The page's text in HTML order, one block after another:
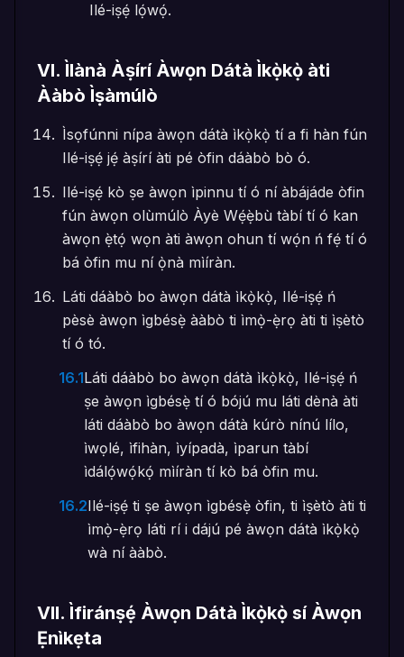
Ilé-iṣẹ́ lọ́wọ́.
VI. Ìlànà Àṣírí Àwọn Dátà Ìkọ̀kọ̀ àti
Ààbò Ìṣàmúlò
Ìsọfúnni nípa àwọn dátà ìkọ̀kọ̀ tí a fi hàn fún
Ilé-iṣẹ́ jẹ́ àṣírí àti pé òfin dáàbò bò ó.
Ilé-iṣẹ́ kò ṣe àwọn ìpinnu tí ó ní àbájáde òfin
fún àwọn olùmúlò Àyè Wẹ́ẹ̀bù tàbí tí ó kan
àwọn ẹ̀tọ́ wọn àti àwọn ohun tí wọ́n ń fẹ́ tí ó
bá òfin mu ní ọ̀nà mìíràn.
Láti dáàbò bo àwọn dátà ìkọ̀kọ̀, Ilé-iṣẹ́ ń
pèsè àwọn ìgbésẹ̀ ààbò ti ìmọ̀-ẹ̀rọ àti ti ìṣètò
tí ó tó.
16.1Láti dáàbò bo àwọn dátà ìkọ̀kọ̀, Ilé-iṣẹ́ ń
ṣe àwọn ìgbésẹ̀ tí ó bójú mu láti dènà àti
láti dáàbò bo àwọn dátà kúrò nínú lílo,
ìwọlé, ìfihàn, ìyípadà, ìparun tàbí
ìdálọ́wọ́kọ́ mìíràn tí kò bá òfin mu.
16.2Ilé-iṣẹ́ ti ṣe àwọn ìgbésẹ̀ òfin, ti ìṣètò àti ti
ìmọ̀-ẹ̀rọ láti rí i dájú pé àwọn dátà ìkọ̀kọ̀
wà ní ààbò.
VII. Ìfiránṣẹ́ Àwọn Dátà Ìkọ̀kọ̀ sí Àwọn
Ẹnìkẹta